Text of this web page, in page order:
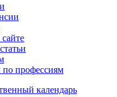
профессиям
календарь